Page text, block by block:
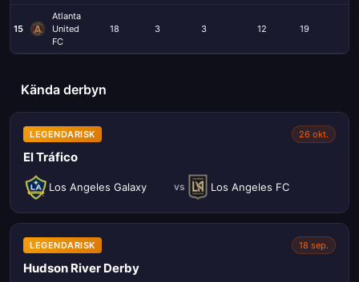
15
Atlanta
United
FC
18 3 3 12 19
Kända derbyn
LEGENDARISK 26 okt.
El Tráfico
Los Angeles Galaxy vs Los Angeles FC
LEGENDARISK 18 sep.
Hudson River Derby